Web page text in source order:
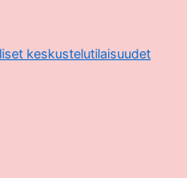
keskustelutilaisuudet